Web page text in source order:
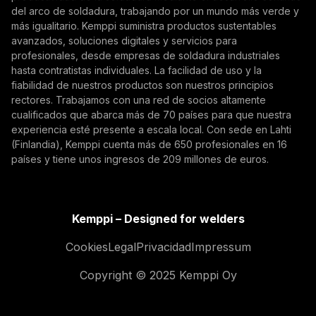
marketing de Kemppi.
del arco de soldadura, trabajando por un mundo más verde y
más igualitario. Kemppi suministra productos sustentables
avanzados, soluciones digitales y servicios para
profesionales, desde empresas de soldadura industriales
hasta contratistas individuales. La facilidad de uso y la
fiabilidad de nuestros productos son nuestros principios
rectores. Trabajamos con una red de socios altamente
cualificados que abarca más de 70 países para que nuestra
experiencia esté presente a escala local. Con sede en Lahti
(Finlandia), Kemppi cuenta más de 650 profesionales en 16
países y tiene unos ingresos de 209 millones de euros.
Kemppi – Designed for welders
CookiesLegalPrivacidadImpressum
Copyright © 2025 Kemppi Oy